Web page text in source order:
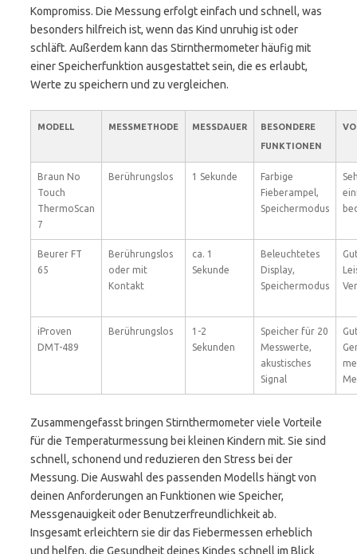
Kompromiss. Die Messung erfolgt einfach und schnell, was
besonders hilfreich ist, wenn das Kind unruhig ist oder
schläft. Außerdem kann das Stirnthermometer häufig mit
einer Speicherfunktion ausgestattet sein, die es erlaubt,
Werte zu speichern und zu vergleichen.
MODELL MESSMETHODE MESSDAUER
BESONDERE
FUNKTIONEN
Braun No
Touch
ThermoScan
7
Berührungslos 1 Sekunde
Farbige
Fieberampel,
Speichermodus
Beurer FT
65
Berührungslos
oder mit
Kontakt
ca. 1
Sekunde
Beleuchtetes
Display,
Speichermodus
iProven
DMT-489
Berührungslos
1-2
Sekunden
Speicher für 20
Messwerte,
akustisches
Signal
Zusammengefasst bringen Stirnthermometer viele Vorteile
für die Temperaturmessung bei kleinen Kindern mit. Sie sind
schnell, schonend und reduzieren den Stress bei der
Messung. Die Auswahl des passenden Modells hängt von
deinen Anforderungen an Funktionen wie Speicher,
Messgenauigkeit oder Benutzerfreundlichkeit ab.
Insgesamt erleichtern sie dir das Fiebermessen erheblich
und helfen, die Gesundheit deines Kindes schnell im Blick